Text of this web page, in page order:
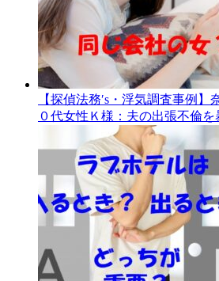
【探偵法務′s・浮気調査事例】
０代女性Ｋ様：夫の出張不倫を